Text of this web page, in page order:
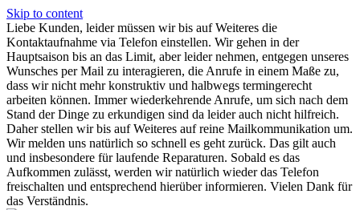
Skip to content
Liebe Kunden, leider müssen wir bis auf Weiteres die
Kontaktaufnahme via Telefon einstellen. Wir gehen in der
Hauptsaison bis an das Limit, aber leider nehmen, entgegen unseres
Wunsches per Mail zu interagieren, die Anrufe in einem Maße zu,
dass wir nicht mehr konstruktiv und halbwegs termingerecht
arbeiten können. Immer wiederkehrende Anrufe, um sich nach dem
Stand der Dinge zu erkundigen sind da leider auch nicht hilfreich.
Daher stellen wir bis auf Weiteres auf reine Mailkommunikation um.
Wir melden uns natürlich so schnell es geht zurück. Das gilt auch
und insbesondere für laufende Reparaturen. Sobald es das
Aufkommen zulässt, werden wir natürlich wieder das Telefon
freischalten und entsprechend hierüber informieren. Vielen Dank für
das Verständnis.